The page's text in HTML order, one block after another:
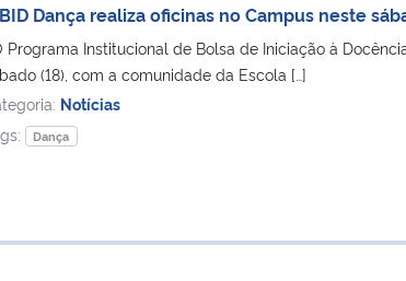
Dança realiza oficinas no Campus neste
Programa Institucional de Bolsa de Iniciação à
(18), com a comunidade da Escola […]
Notícias
Dança